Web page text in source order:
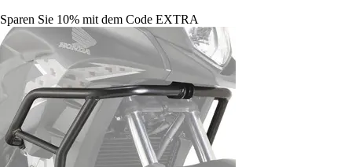
Sparen Sie 10% mit dem Code EXTRA